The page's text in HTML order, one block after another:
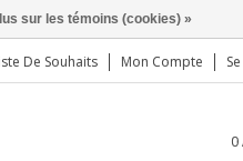
De Souhaits Mon Compte
0
sur les témoins (cookies) »